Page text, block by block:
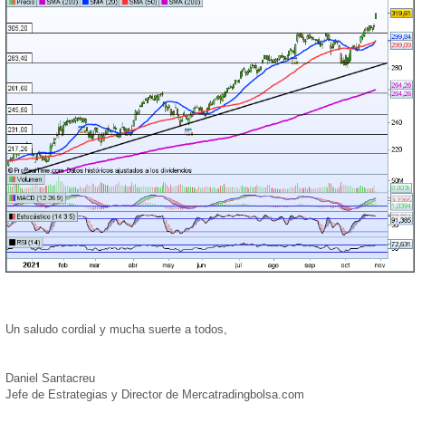
Un saludo cordial y mucha suerte a todos,
Daniel Santacreu
Jefe de Estrategias y Director de Mercatradingbolsa.com